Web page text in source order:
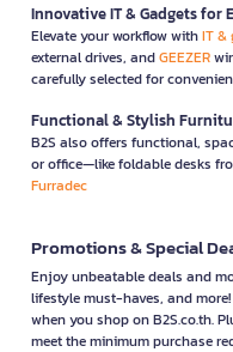
Innovative IT & Gadgets for
Elevate your workflow withIT &
external drives, andGEEZER
carefully selected for
Functional & Stylish
B2S also offers functional,
or office—like foldable desks
Furradec
Promotions & Special
Enjoy unbeatable deals and
lifestyle must-haves, and
when you shop on B2S.co.th.
meet the minimum purchase